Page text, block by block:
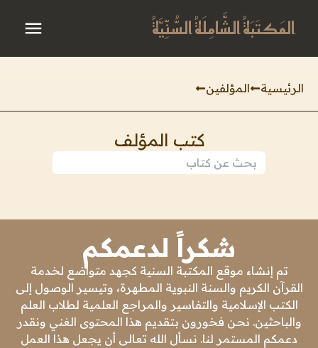
المَكتَبَةُ الشَّامِلَةُ السُّنِّيَّةُ
الرئيسية المؤلفين
كتب المؤلف
شكراً لدعمكم
تم إنشاء موقع المكتبة السنية كجهد متواضع لخدمة
القرآن الكريم والسنة النبوية المطهرة، وتيسير الوصول إلى
الكتب الإسلامية والتفاسير والمراجع العلمية لطلاب العلم
والباحثين. نحن فخورون بتقديم هذا المحتوى الغني ونقدر
دعمكم المستمر لنا. نسأل الله تعالى أن يجعل هذا العمل